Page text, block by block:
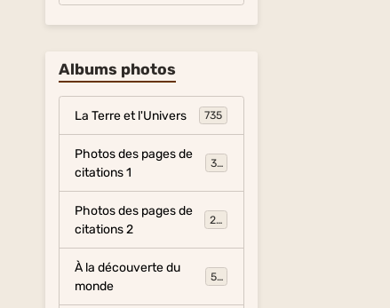
Albums photos
La Terre et l'Univers 735
Photos des pages de
citations 1
317
Photos des pages de
citations 2
281
À la découverte du
monde
54